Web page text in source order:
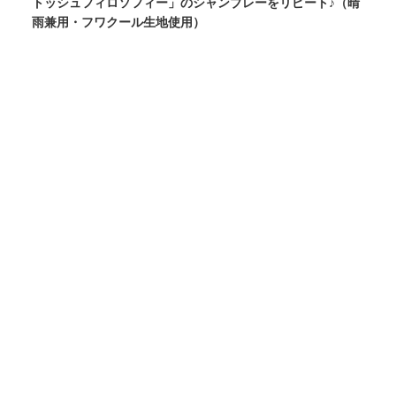
雨兼用・フワクール生地使用）